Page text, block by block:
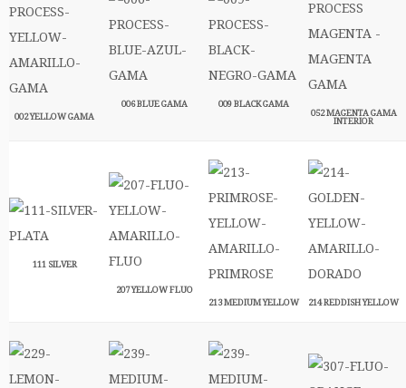
002 YELLOW GAMA
006 BLUE GAMA
009 BLACK GAMA
052 MAGENTA GAMA
INTERIOR
111 SILVER
207 YELLOW FLUO
213 MEDIUM YELLOW
214 REDDISH YELLOW